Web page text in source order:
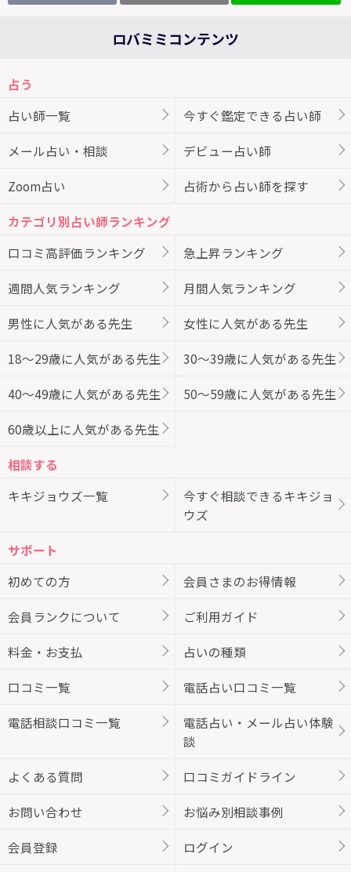
ロバミミコンテンツ
占う
占い師一覧
今すぐ鑑定できる占い師
メール占い・相談 デビュー占い師
Zoom占い 占術から占い師を探す
カテゴリ別占い師ランキング
口コミ高評価ランキング
急上昇ランキング
週間人気ランキング 月間人気ランキング
男性に人気がある先生 女性に人気がある先生
18～29歳に人気がある先生 30～39歳に人気がある先生
40～49歳に人気がある先生 50～59歳に人気がある先生
60歳以上に人気がある先生
相談する
キキジョウズ一覧
今すぐ相談できるキキジョ
ウズ
サポート
初めての方
会員さまのお得情報
会員ランクについて ご利用ガイド
料金・お支払 占いの種類
口コミ一覧 電話占い口コミ一覧
電話相談口コミ一覧
電話占い・メール占い体験
談
よくある質問 口コミガイドライン
お問い合わせ お悩み別相談事例
会員登録 ログイン